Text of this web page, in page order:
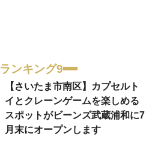
ランキング9
【さいたま市南区】カプセルト
イとクレーンゲームを楽しめる
スポットがビーンズ武蔵浦和に7
月末にオープンします